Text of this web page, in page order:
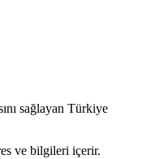
sağlayan Türkiye
ve bilgileri içerir.